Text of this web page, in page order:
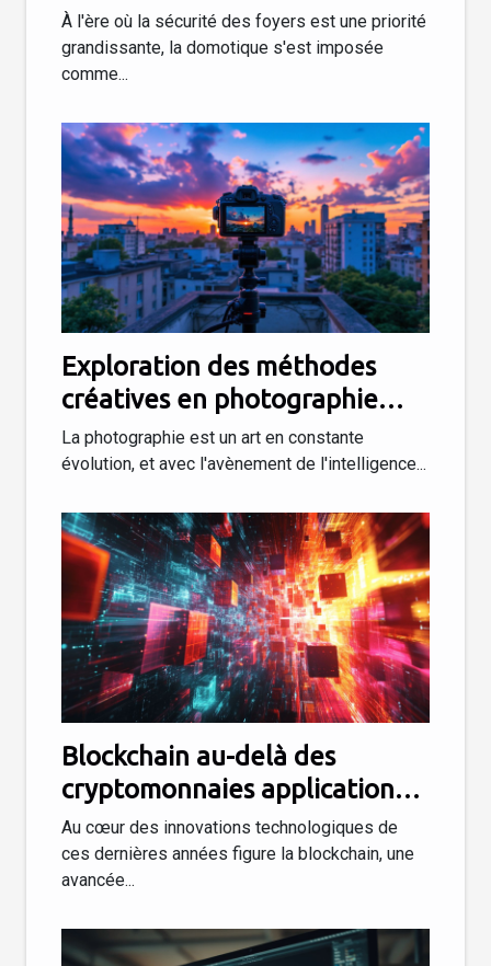
nouvelles technologies
renforcent la protection de la
maison
À l'ère où la sécurité des foyers est une priorité
grandissante, la domotique s'est imposée
comme...
Exploration des méthodes
créatives en photographie
assistée par IA
La photographie est un art en constante
évolution, et avec l'avènement de l'intelligence...
Blockchain au-delà des
cryptomonnaies applications
innovantes dans divers
secteurs
Au cœur des innovations technologiques de
ces dernières années figure la blockchain, une
avancée...